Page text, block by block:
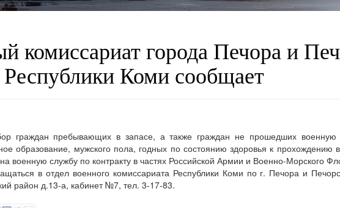
комиссариат города Печора и
Коми сообщает
граждан пребывающих в запасе, а также граждан не прошедших
образование, мужского пола, годных по состоянию здоровья к прохождению
военную службу по контракту в частях Российской Армии и Военно-Морского
в отдел военного комиссариата Республики Коми по г. Печора и
район д.13-а, кабинет №7, тел. 3-17-83.